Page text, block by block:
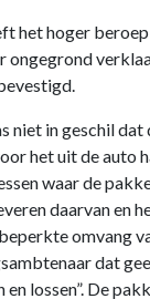
het hoger
ongegrond
niet in geschil
het uit de auto
waar de
daarvan en
omvang
dat
en lossen”. De